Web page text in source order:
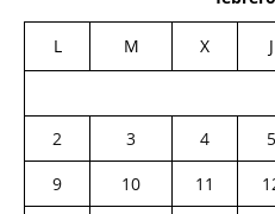
L M X J
2
3 4 5
9
10 11